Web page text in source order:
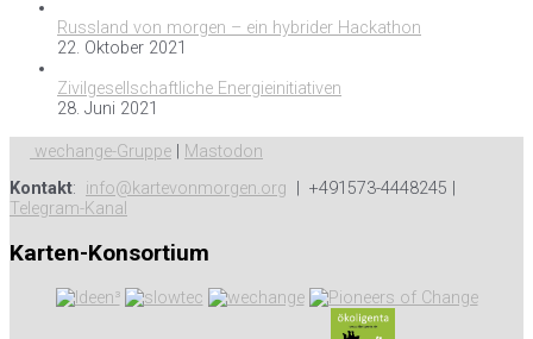
Russland von morgen – ein hybrider Hackathon
22. Oktober 2021
Zivilgesellschaftliche Energieinitiativen
28. Juni 2021
wechange-Gruppe
Mastodon
Kontakt: info@kartevonmorgen.org | +491573-4448245 |
Telegram-Kanal
Karten-Konsortium